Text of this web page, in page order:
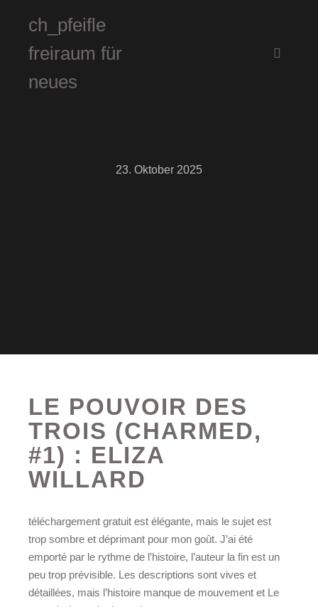
ch_pfeifle
freiraum für
neues
23. Oktober 2025
LE POUVOIR DES
TROIS (CHARMED,
#1) : ELIZA
WILLARD
téléchargement gratuit est élégante, mais le sujet est
trop sombre et déprimant pour mon goût. J’ai été
emporté par le rythme de l’histoire, l’auteur la fin est un
peu trop prévisible. Les descriptions sont vives et
détaillées, mais l’histoire manque de mouvement et Le